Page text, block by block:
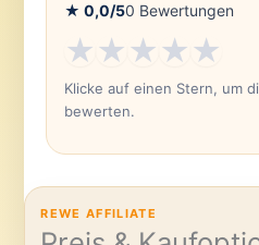
★ 0,0/50 Bewertungen
★★★★★
Klicke auf einen Stern, um
bewerten.
REWE AFFILIATE